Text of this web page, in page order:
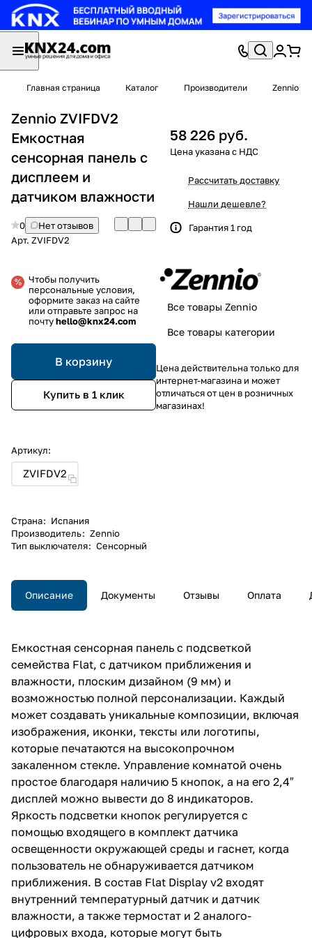
Главная страница Каталог Производители Zennio
Zennio ZVIFDV2
Емкостная
сенсорная панель с
дисплеем и
датчиком влажности
0
Нет отзывов
Арт. ZVIFDV2
Чтобы получить
персональные условия,
оформите заказ на сайте
или отправьте запрос на
почтуhello@knx24.com
В корзину
Купить в 1 клик
Артикул:
ZVIFDV2
Страна: Испания
Производитель: Zennio
Тип выключателя: Сенсорный
58 226 руб.
Рассчитать доставку
Нашли дешевле?
Гарантия 1 год
Все товары Zennio
Все товары категории
Цена действительна только для
интернет-магазина и может
отличаться от цен в розничных
магазинах!
Описание Документы Отзывы Оплата
Емкостная сенсорная панель с подсветкой
семейства Flat, с датчиком приближения и
влажности, плоским дизайном (9 мм) и
возможностью полной персонализации. Каждый
может создавать уникальные композиции, включая
изображения, иконки, тексты или логотипы,
которые печатаются на высокопрочном
закаленном стекле. Управление комнатой очень
простое благодаря наличию 5 кнопок, а на его 2,4″
дисплей можно вывести до 8 индикаторов.
Яркость подсветки кнопок регулируется с
помощью входящего в комплект датчика
освещенности окружающей среды и гаснет, когда
пользователь не обнаруживается датчиком
приближения. В состав Flat Display v2 входят
внутренний температурный датчик и датчик
влажности, а также термостат и 2 аналого-
цифровых входа, которые могут быть